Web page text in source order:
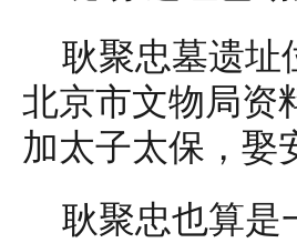
耿聚忠墓遗址
北京市文物局资
加太子太保，娶
耿聚忠也算是